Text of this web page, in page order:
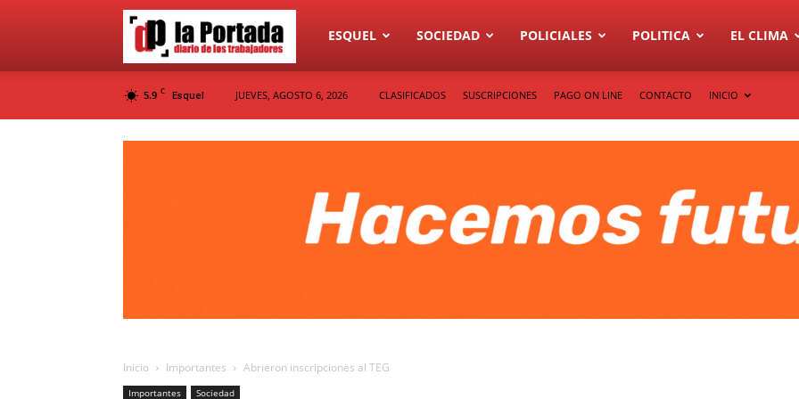
Diario
La
ESQUEL SOCIEDAD POLICIALES POLITICA EL CLIMA
5.9 C Esquel JUEVES, AGOSTO 6, 2026 CLASIFICADOS SUSCRIPCIONES PAGO ON LINE CONTACTO INICIO
Inicio Importantes Abrieron inscripciones al TEG
Importantes Sociedad